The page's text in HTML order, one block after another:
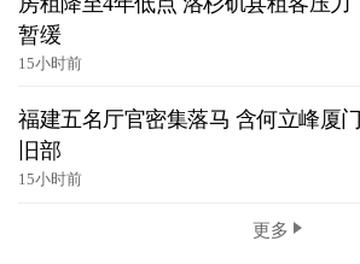
暂缓
15小时前
福建五名厅官密集落马 含何立峰厦门
旧部
15小时前
更多